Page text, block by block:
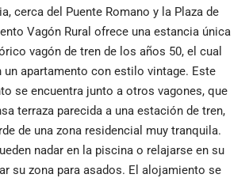
cerca del Puente Romano y la Plaza de
Vagón Rural ofrece una estancia única
vagón de tren de los años 50, el cual
un apartamento con estilo vintage. Este
se encuentra junto a otros vagones, que
terraza parecida a una estación de tren,
de una zona residencial muy tranquila.
nadar en la piscina o relajarse en su
su zona para asados. El alojamiento se